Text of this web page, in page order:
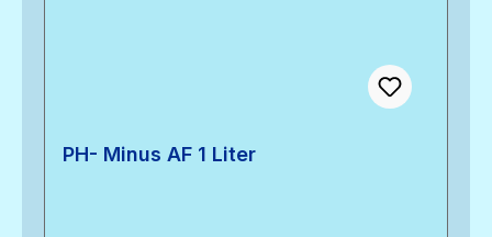
PH- Minus AF 1 Liter